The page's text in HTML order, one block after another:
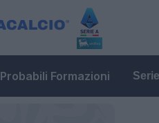
Probabili Formazioni